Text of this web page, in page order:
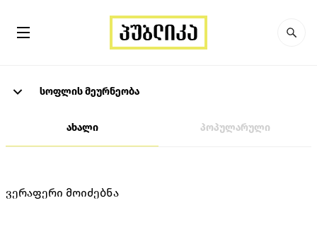
სოფლის მეურნეობა
ახალი პოპულარული
ვერაფერი მოიძებნა